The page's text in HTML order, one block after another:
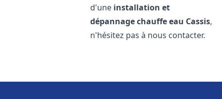
d'une installation et
dépannage chauffe eau Cassis,
n'hésitez pas à nous contacter.